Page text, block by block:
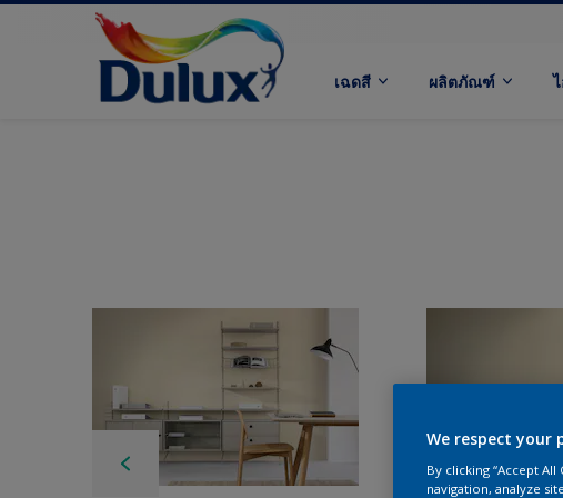
เฉดสี ผลิตภัณฑ์
We respect your
By clicking “Accept
navigation, analyze